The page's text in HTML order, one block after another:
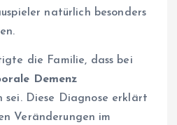
natürlich besonders
die Familie, dass bei
Demenz
Diese Diagnose erklärt
Veränderungen im